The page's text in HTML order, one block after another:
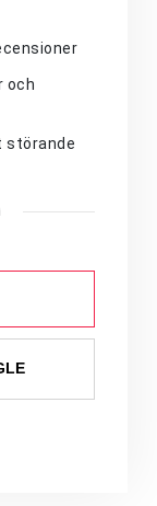
och
störande